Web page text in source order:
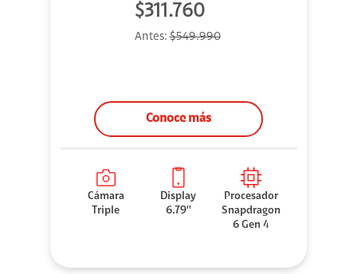
$311.760
Antes:$549.990
Conoce más
Cámara
Triple
Display
6.79''
Procesador
Snapdragon
6 Gen 4